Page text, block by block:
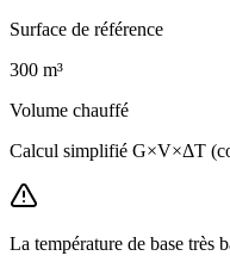
Surface de référence
300 m³
Volume chauffé
Calcul simplifié G×V×ΔT
La température de base très